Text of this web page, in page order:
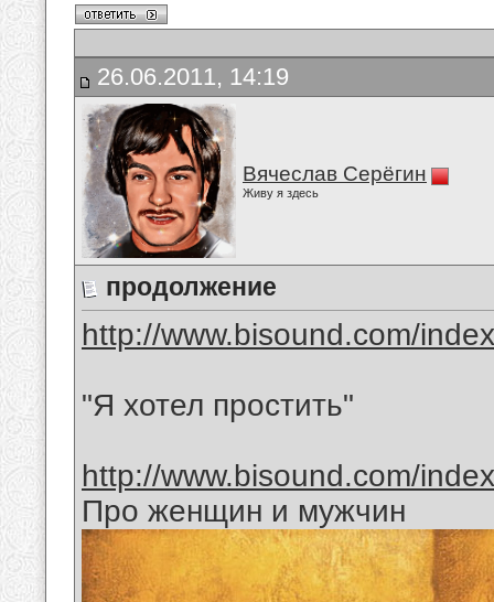
26.06.2011, 14:19
Вячеслав Серёгин
Живу я здесь
продолжение
http://www.bisound.com/
"Я хотел простить"
http://www.bisound.com/
Про женщин и мужчин